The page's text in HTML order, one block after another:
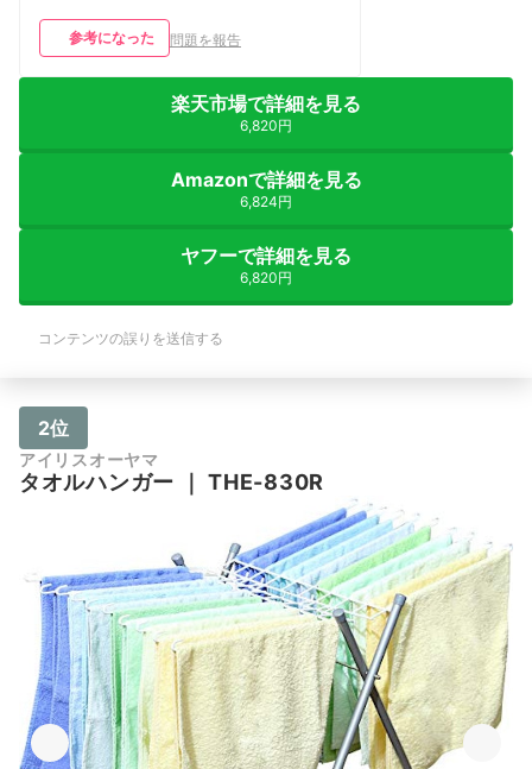
参考になった 問題を報告
楽天市場で詳細を見る
6,820円
Amazonで詳細を見る
6,824円
ヤフーで詳細を見る
6,820円
コンテンツの誤りを送信する
2位
アイリスオーヤマ
タオルハンガー ｜THE-830R